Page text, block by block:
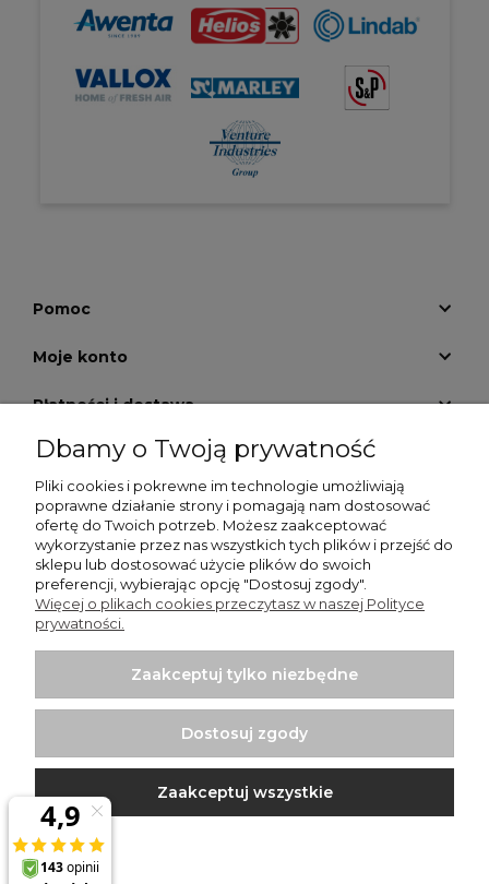
Pomoc
Moje konto
Płatności i dostawa
Informacje
O nas
GALERIA KRATEK
łazienkowe, wentylatory przemysłowe, kratki nierdzewne |
Punkt sprzedaży: Bartycka 26 Pawilon 29, 00-716 Warszawa |
sklep@wentylator.co
| Telefon:663 920 780
Projekt i wykonanie:Ecommercy.pl
Dbamy o Twoją prywatność
Pliki cookies i pokrewne im technologie umożliwiają
poprawne działanie strony i pomagają nam dostosować
ofertę do Twoich potrzeb. Możesz zaakceptować
wykorzystanie przez nas wszystkich tych plików i przejść do
sklepu lub dostosować użycie plików do swoich
preferencji, wybierając opcję "Dostosuj zgody".
Więcej o plikach cookies przeczytasz w naszej Polityce
prywatności.
Zaakceptuj tylko niezbędne
Dostosuj zgody
Zaakceptuj wszystkie